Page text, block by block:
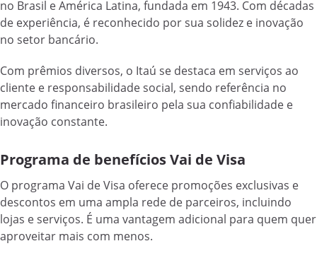
no Brasil e América Latina, fundada em 1943. Com décadas
de experiência, é reconhecido por sua solidez e inovação
no setor bancário.
Com prêmios diversos, o Itaú se destaca em serviços ao
cliente e responsabilidade social, sendo referência no
mercado financeiro brasileiro pela sua confiabilidade e
inovação constante.
Programa de benefícios Vai de Visa
O programa Vai de Visa oferece promoções exclusivas e
descontos em uma ampla rede de parceiros, incluindo
lojas e serviços. É uma vantagem adicional para quem quer
aproveitar mais com menos.